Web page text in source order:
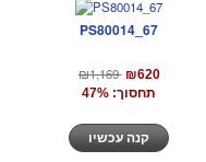
PS80014_67
₪1,169 ₪620
תחסוך: 47%